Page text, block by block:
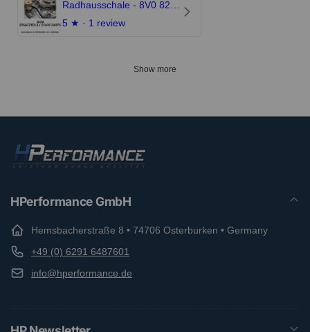
5 ★ · 1 review
Show more
HPerformance GmbH
Hemsbacherstraße 8 • 74706 Osterburken • Germany
+49 (0) 6291 6487601
info@hperformance.de